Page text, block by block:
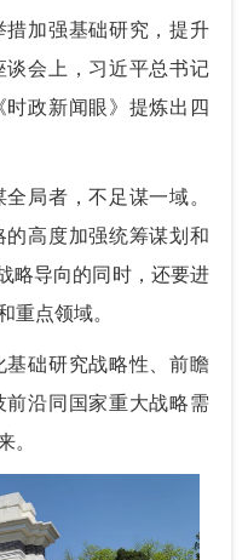
加强基础研究，提升
谈会上，习近平总书记
政新闻眼》提炼出四
局者，不足谋一域。
高度加强统筹谋划和
略导向的同时，还要进
重点领域。
础研究战略性、前瞻
沿同国家重大战略需
。